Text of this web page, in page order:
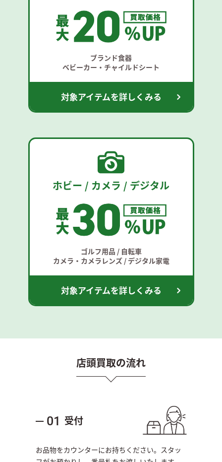
ブランド食器
ベビーカー・チャイルドシート
対象アイテムを詳しくみる
ホビー / カメラ / デジタル
ゴルフ用品 / 自転車
カメラ・カメラレンズ / デジタル家電
対象アイテムを詳しくみる
店頭買取の流れ
01 受付
お品物をカウンターにお持ちください。スタッ